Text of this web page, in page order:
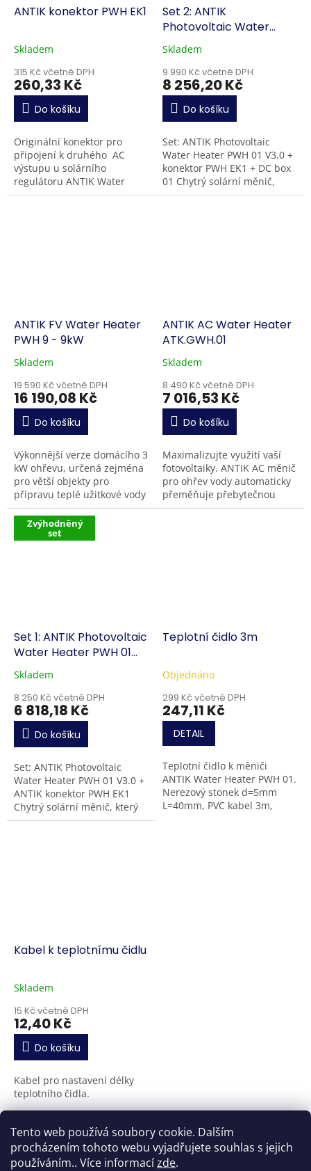
Tento web používá soubory cookie. Dalším
procházením tohoto webu vyjadřujete souhlas s jejich
používáním.. Více informacízde.
ANTIK konektor PWH EK1
Skladem
315 Kč včetně DPH
260,33 Kč
Do košíku
Originální konektor pro
připojení k druhého AC
výstupu u solárního
regulátoru ANTIK Water
Heater PWH 01 V3.0. Díky
Set 2: ANTIK
Photovoltaic Water
Heater PWH 01 V3.0 +
konektor PWH EK1 + DC
box 01
Skladem
9 990 Kč včetně DPH
8 256,20 Kč
Do košíku
Set: ANTIK Photovoltaic
Water Heater PWH 01 V3.0 +
konektor PWH EK1 + DC box
01 Chytrý solární měnič,
který nabízí efektivní přímé
ANTIK FV Water Heater
PWH 9 - 9kW
Skladem
19 590 Kč včetně DPH
16 190,08 Kč
Do košíku
Výkonnější verze domácího 3
kW ohřevu, určená zejména
pro větší objekty pro
přípravu teplé užitkové vody
(TUV). Zařízení je navrženo
pro připojení 9 kW topného
tělesa (3× 3...
ANTIK AC Water Heater
ATK.GWH.01
Skladem
8 490 Kč včetně DPH
7 016,53 Kč
Do košíku
Maximalizujte využití vaší
fotovoltaiky. ANTIK AC měnič
pro ohřev vody automaticky
přeměňuje přebytečnou
solární energii na teplo pro
Zvýhodněný
set
Set 1: ANTIK Photovoltaic
Water Heater PWH 01
V3.0 + ANTIK konektor
PWH EK1
Skladem
8 250 Kč včetně DPH
6 818,18 Kč
Do košíku
Set: ANTIK Photovoltaic
Water Heater PWH 01 V3.0 +
ANTIK konektor PWH EK1
Chytrý solární měnič, který
nabízí efektivní přímé
Teplotní čidlo 3m
Objednáno
299 Kč včetně DPH
247,11 Kč
DETAIL
Teplotní čidlo k měniči
ANTIK Water Heater PWH 01.
Nerezový stonek d=5mm
L=40mm, PVC kabel 3m,
Kabel k teplotnímu čidlu
Skladem
15 Kč včetně DPH
12,40 Kč
Do košíku
Kabel pro nastavení délky
teplotního čidla.
O
v
l
9položek celkem